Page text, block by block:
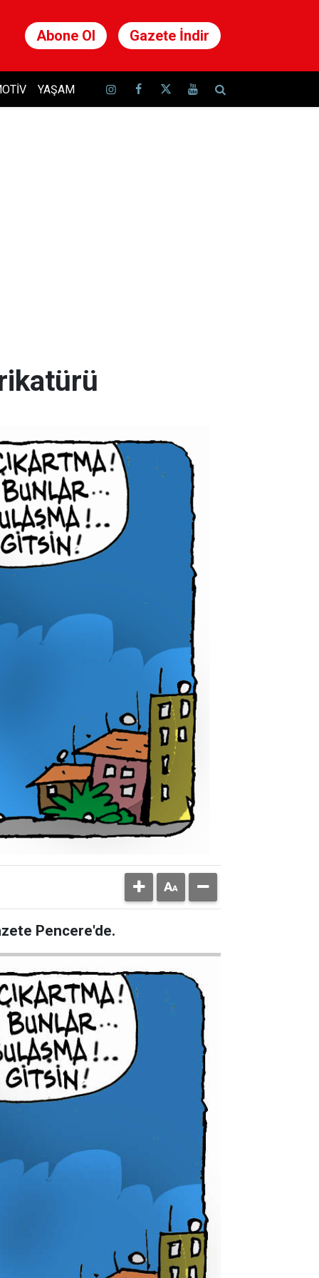
Abone Ol Gazete İndir
YAŞAM
Pencere'de.